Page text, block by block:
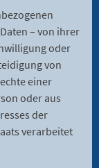
– von ihrer
oder
von
einer
oder aus
der
verarbeitet